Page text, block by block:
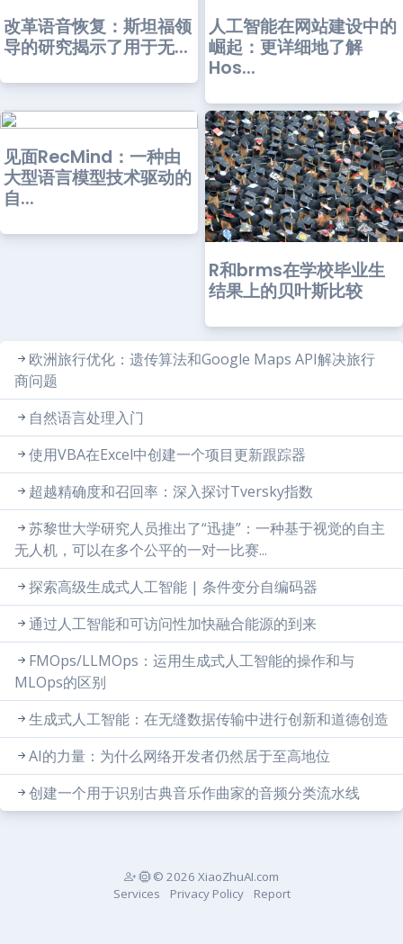
改革语音恢复：斯坦福领
导的研究揭示了用于无...
人工智能在网站建设中的
崛起：更详细地了解
Hos...
见面RecMind：一种由
大型语言模型技术驱动的
自...
R和brms在学校毕业生
结果上的贝叶斯比较
欧洲旅行优化：遗传算法和Google Maps API解决旅行
商问题
自然语言处理入门
使用VBA在Excel中创建一个项目更新跟踪器
超越精确度和召回率：深入探讨Tversky指数
苏黎世大学研究人员推出了“迅捷”：一种基于视觉的自主
无人机，可以在多个公平的一对一比赛...
探索高级生成式人工智能 | 条件变分自编码器
通过人工智能和可访问性加快融合能源的到来
FMOps/LLMOps：运用生成式人工智能的操作和与
MLOps的区别
生成式人工智能：在无缝数据传输中进行创新和道德创造
AI的力量：为什么网络开发者仍然居于至高地位
创建一个用于识别古典音乐作曲家的音频分类流水线
© 2026 XiaoZhuAI.com
Services
Privacy Policy Report